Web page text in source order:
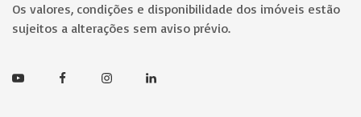
Os valores, condições e disponibilidade dos imóveis estão
sujeitos a alterações sem aviso prévio.
Youtube FacebookInstagramLinkedin